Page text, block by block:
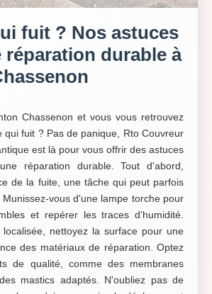
fuit ? Nos astuces
réparation durable à
Chassenon et vous vous retrouvez
qui fuit ? Pas de panique, Rto Couvreur
est là pour vous offrir des astuces
réparation durable. Tout d'abord,
de la fuite, une tâche qui peut parfois
vous d'une lampe torche pour
et repérer les traces d'humidité.
nettoyez la surface pour une
des matériaux de réparation. Optez
de qualité, comme des membranes
mastics adaptés. N'oubliez pas de